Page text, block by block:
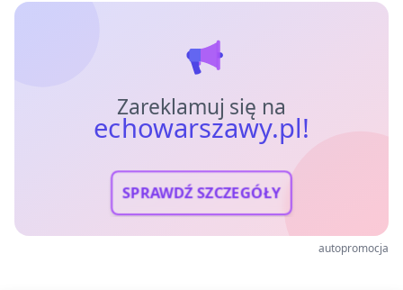
Zareklamuj się na
echowarszawy.pl!
SPRAWDŹ SZCZEGÓŁY
autopromocja